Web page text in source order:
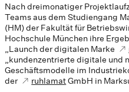
Nach dreimonatiger
Teams aus dem Studiengang
(HM) der Fakultät für
Hochschule München ihre
„Launch der digitalen Marke
„kundenzentrierte digitale und
Geschäftsmodelle im
der
ruhlamatGmbH in